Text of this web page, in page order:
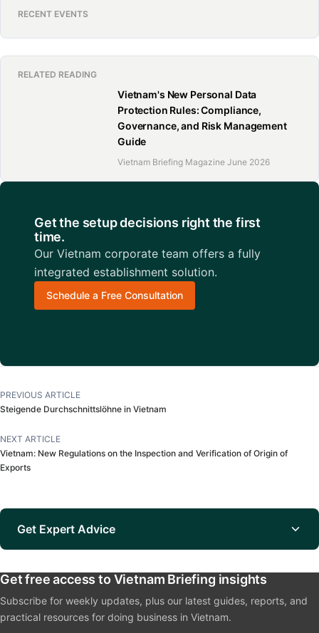
RECENT EVENTS
RELATED READING
Vietnam's New Personal Data
Protection Rules: Compliance,
Governance, and Risk Management
Guide
Vietnam Briefing Magazine June 2026
Get the setup decisions right the first
time.
Our Vietnam corporate team offers a fully
integrated establishment solution.
Schedule a Free Consultation
PREVIOUS ARTICLE
Steigende Durchschnittslöhne in Vietnam
NEXT ARTICLE
Vietnam: New Regulations on the Inspection and Verification of Origin of
Exports
Get Expert Advice
Get free access to Vietnam Briefing insights
Subscribe for weekly updates, plus our latest guides, reports, and
practical resources for doing business in Vietnam.